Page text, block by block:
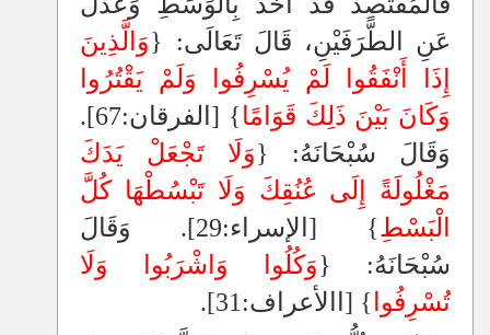
عَنِ الطَّرَفَيْنِ، قَالَ تَعَالَى: {وَالَّذِينَ
إِذَا أَنْفَقُوا لَمْ يُسْرِفُوا وَلَمْ يَقْتُرُوا
وَكَانَ بَيْنَ ذَلِكَ قَوَامًا} [الفرقان:67]
.
وَقَالَ سُبْحَانَهُ: {وَلَا تَجْعَلْ يَدَكَ
مَغْلُولَةً إِلَى عُنُقِكَ وَلَا تَبْسُطْهَا كُلَّ
الْبَسْطِ} [الإسراء:29]
. وَقَالَ
سُبْحَانَهُ: {وَكُلُوا وَاشْرَبُوا وَلَا
تُسْرِفُوا } [االأعراف:31]
.